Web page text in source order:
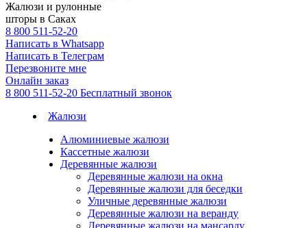
Жалюзи и рулонные
шторы в Саках
8 800 511-52-20
Написать в Whatsapp
Написать в Телеграм
Перезвоните мне
Онлайн заказ
8 800 511-52-20 Бесплатный звонок
Жалюзи
Алюминиевые жалюзи
Кассетные жалюзи
Деревянные жалюзи
Деревянные жалюзи на окна
Деревянные жалюзи для беседки
Уличные деревянные жалюзи
Деревянные жалюзи на веранду
Деревянные жалюзи на мансарду